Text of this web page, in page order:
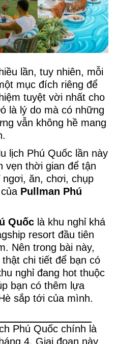
lần, tuy nhiên, mỗi
mục đích riêng để
tuyệt vời nhất cho
là lý do mà có những
vẫn không hề mang
lịch Phú Quốc lần này
vẹn thời gian để tận
ngơi, ăn, chơi, chụp
Pullman Phú
Quốc là khu nghỉ khá
resort đầu tiên
Nên trong bài này,
chi tiết để bạn có
nghỉ đang hot thuộc
bạn có thêm lựa
sắp tới của mình.
Phú Quốc chính là
4. Giai đoạn này